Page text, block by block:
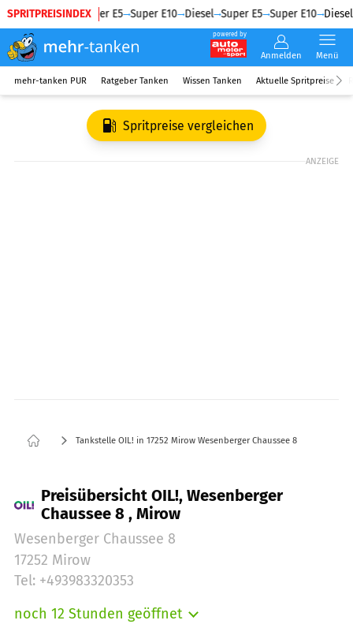
SPRITPREISINDEX
Diesel Super E5 Super E10 Diesel Super E5 Super E10 Diesel
powered by
Anmelden Menü
mehr-tanken PUR Ratgeber Tanken Wissen Tanken Aktuelle Spritpreise
Spritpreise vergleichen
ANZEIGE
Tankstelle OIL! in 17252 Mirow Wesenberger Chaussee 8
Preisübersicht OIL!, Wesenberger
Chaussee 8 , Mirow
Wesenberger Chaussee 8
17252 Mirow
Tel: +493983320353
noch 12 Stunden geöffnet